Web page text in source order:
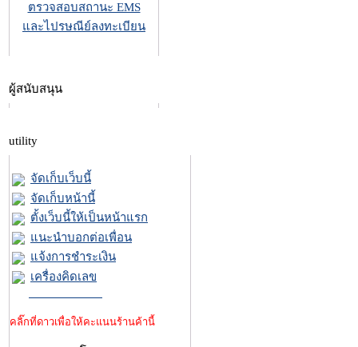
ตรวจสอบสถานะ EMS
และไปรษณีย์ลงทะเบียน
ผู้สนับสนุน
utility
จัดเก็บเว็บนี้
จัดเก็บหน้านี้
ตั้งเว็บนี้ให้เป็นหน้าแรก
แนะนำบอกต่อเพื่อน
แจ้งการชำระเงิน
เครื่องคิดเลข
คลิ๊กที่ดาวเพื่อให้คะแนนร้านค้านี้